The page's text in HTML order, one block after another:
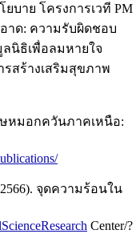
บาย โครงการเวที PM
อาด: ความรับผิดชอบ
นิธิเพื่อลมหายใจ
สร้างเสริมสุขภาพ
ษหมอกควันภาคเหนือ:
จุดความร้อนใน
Center/?